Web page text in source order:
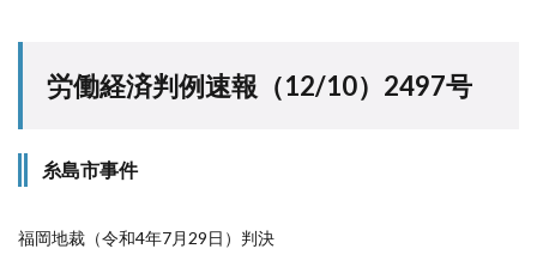
労働経済判例速報（12/10）2497号
糸島市事件
福岡地裁（令和4年7月29日）判決